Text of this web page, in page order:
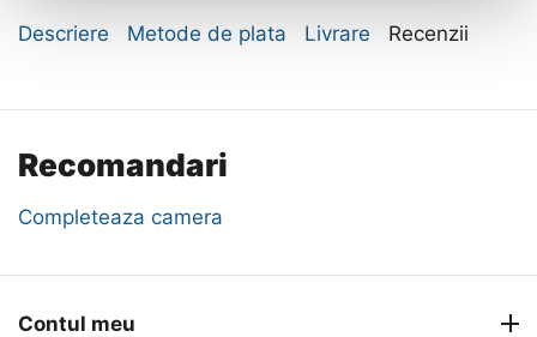
Descriere Metode de plata Livrare Recenzii
Recomandari
Completeaza camera
Contul meu